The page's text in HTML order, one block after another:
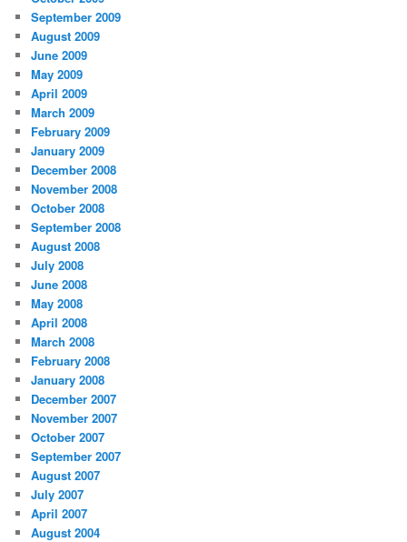
September 2009
August 2009
June 2009
May 2009
April 2009
March 2009
February 2009
January 2009
December 2008
November 2008
October 2008
September 2008
August 2008
July 2008
June 2008
May 2008
April 2008
March 2008
February 2008
January 2008
December 2007
November 2007
October 2007
September 2007
August 2007
July 2007
April 2007
August 2004